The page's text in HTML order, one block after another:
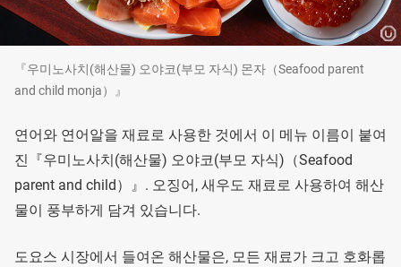
『우미노사치(해산물) 오야코(부모 자식) 몬자（Seafood parent
and child monja）』
연어와 연어알을 재료로 사용한 것에서 이 메뉴 이름이 붙여
진『우미노사치(해산물) 오야코(부모 자식)（Seafood
parent and child）』. 오징어, 새우도 재료로 사용하여 해산
물이 풍부하게 담겨 있습니다.
도요스 시장에서 들여온 해산물은, 모든 재료가 크고 호화롭